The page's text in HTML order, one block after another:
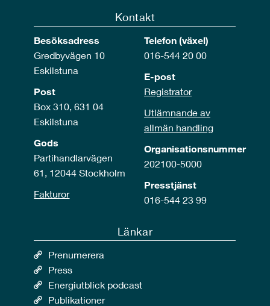
Kontakt
Besöksadress
Gredbyvägen 10
Eskilstuna
Post
Box 310, 631 04
Eskilstuna
Gods
Partihandlarvägen
61, 12044 Stockholm
Fakturor
Telefon (växel)
016-544 20 00
E-post
Registrator
Utlämnande av
allmän handling
Organisationsnummer
202100-5000
Presstjänst
016-544 23 99
Länkar
Prenumerera
Press
Energiutblick podcast
Publikationer